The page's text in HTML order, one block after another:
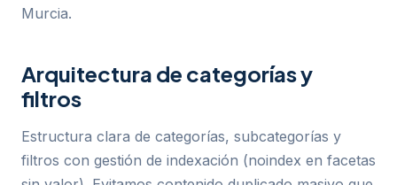
Murcia.
Arquitectura de categorías y
filtros
Estructura clara de categorías, subcategorías y
filtros con gestión de indexación (noindex en facetas